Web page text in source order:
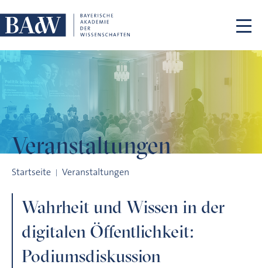
Veranstaltungen
Startseite Veranstaltungen
Wahrheit und Wissen in der
digitalen Öffentlichkeit:
Podiumsdiskussion